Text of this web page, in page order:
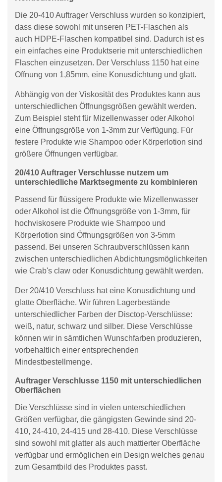
Die 20-410 Auftrager Verschluss wurden so konzipiert,
dass diese sowohl mit unseren PET-Flaschen als
auch HDPE-Flaschen kompatibel sind. Dadurch ist es
ein einfaches eine Produktserie mit unterschiedlichen
Flaschen einzusetzen. Der Verschluss 1150 hat eine
Offnung von 1,85mm, eine Konusdichtung und glatt.
Abhängig von der Viskosität des Produktes kann aus
unterschiedlichen Öffnungsgrößen gewählt werden.
Zum Beispiel steht für Mizellenwasser oder Alkohol
eine Öffnungsgröße von 1-3mm zur Verfügung. Für
festere Produkte wie Shampoo oder Körperlotion sind
größere Öffnungen verfügbar.
20/410 Auftrager Verschlusse nutzem um
unterschiedliche Marktsegmente zu kombinieren
Passend für flüssigere Produkte wie Mizellenwasser
oder Alkohol ist die Öffnungsgröße von 1-3mm, für
hochviskosere Produkte wie Shampoo und
Körperlotion sind Öffnungsgrößen von 3-5mm
passend. Bei unseren Schraubverschlüssen kann
zwischen unterschiedlichen Abdichtungsmöglichkeiten
wie Crab's claw oder Konusdichtung gewählt werden.
Der 20/410 Verschluss hat eine Konusdichtung und
glatte Oberfläche. Wir führen Lagerbestände
unterschiedlicher Farben der Disctop-Verschlüsse:
weiß, natur, schwarz und silber. Diese Verschlüsse
können wir in sämtlichen Wunschfarben produzieren,
vorbehaltlich einer entsprechenden
Mindestbestellmenge.
Auftrager Verschlusse 1150 mit unterschiedlichen
Oberflächen
Die Verschlüsse sind in vielen unterschiedlichen
Größen verfügbar, die gängigsten Gewinde sind 20-
410, 24-410, 24-415 und 28-410. Diese Verschlüsse
sind sowohl mit glatter als auch mattierter Oberfläche
verfügbar und ermöglichen ein Design welches genau
zum Gesamtbild des Produktes passt.